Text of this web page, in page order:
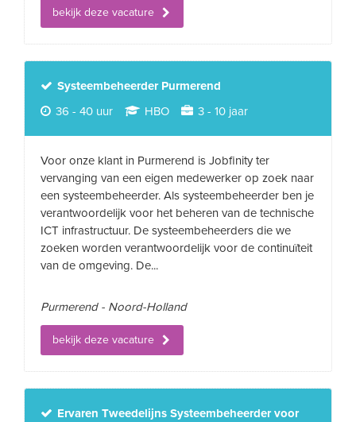
bekijk deze vacature
Systeembeheerder Purmerend
36 - 40 uur
HBO 3 - 10 jaar
Voor onze klant in Purmerend is Jobfinity ter
vervanging van een eigen medewerker op zoek naar
een systeembeheerder. Als systeembeheerder ben je
verantwoordelijk voor het beheren van de technische
ICT infrastructuur. De systeembeheerders die we
zoeken worden verantwoordelijk voor de continuïteit
van de omgeving. De...
Purmerend - Noord-Holland
bekijk deze vacature
Ervaren Tweedelijns Systeembeheerder voor